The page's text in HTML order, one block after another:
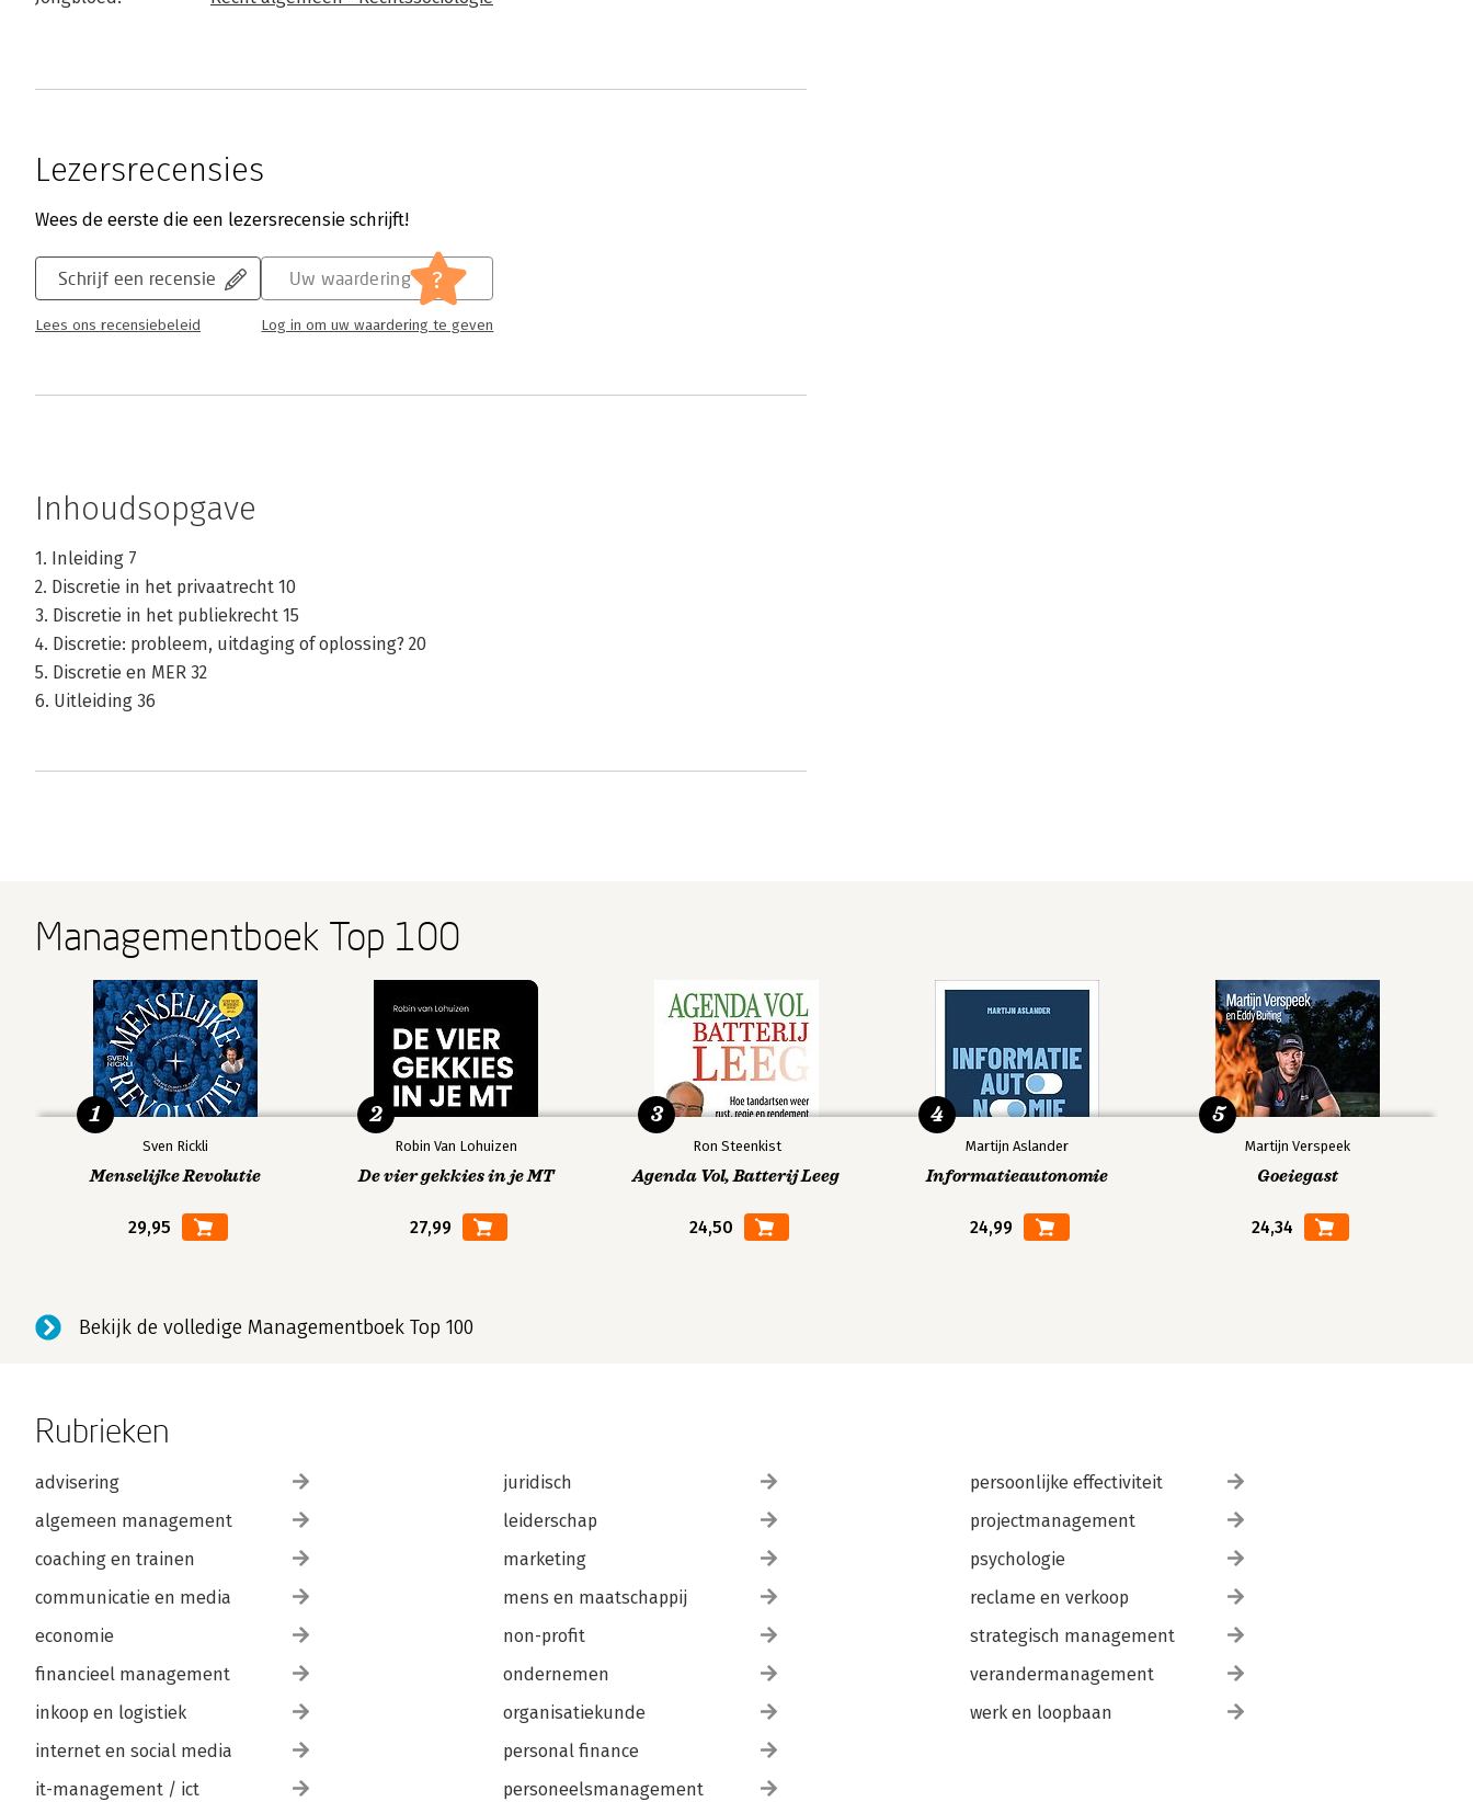
Lezersrecensies
Wees de eerste die een lezersrecensie schrijft!
Schrijf een recensie
Lees ons recensiebeleid
Uw waardering ?
Log in om uw waardering te geven
Inhoudsopgave
1. Inleiding 7
2. Discretie in het privaatrecht 10
3. Discretie in het publiekrecht 15
4. Discretie: probleem, uitdaging of oplossing? 20
5. Discretie en MER 32
6. Uitleiding 36
Managementboek Top 100
Sven Rickli
Menselijke Revolutie
29,95
1
Robin Van Lohuizen
De vier gekkies in je MT
27,99
2
Ron Steenkist
Agenda Vol, Batterij Leeg
24,50
3
Martijn Aslander
Informatieautonomie
24,99
4
Martijn Verspeek
Goeiegast
24,34
5
Bekijk de volledige Managementboek Top 100
Rubrieken
advisering
algemeen management
coaching en trainen
communicatie en media
economie
financieel management
inkoop en logistiek
internet en social media
it-management / ict
juridisch
leiderschap
marketing
mens en maatschappij
non-profit
ondernemen
organisatiekunde
personal finance
personeelsmanagement
persoonlijke effectiviteit
projectmanagement
psychologie
reclame en verkoop
strategisch management
verandermanagement
werk en loopbaan